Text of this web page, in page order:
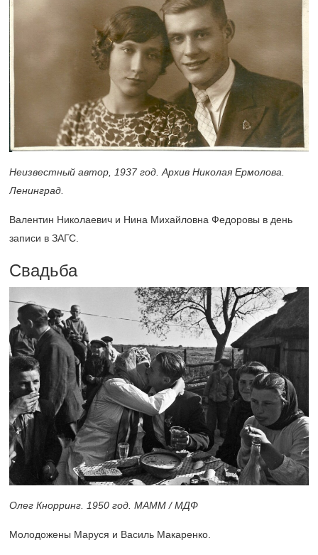
Неизвестный автор, 1937 год. Архив Николая Ермолова.
Ленинград.
Валентин Николаевич и Нина Михайловна Федоровы в день
записи в ЗАГС.
Свадьба
Олег Кнорринг. 1950 год. МАММ / МДФ
Молодожены Маруся и Василь Макаренко.